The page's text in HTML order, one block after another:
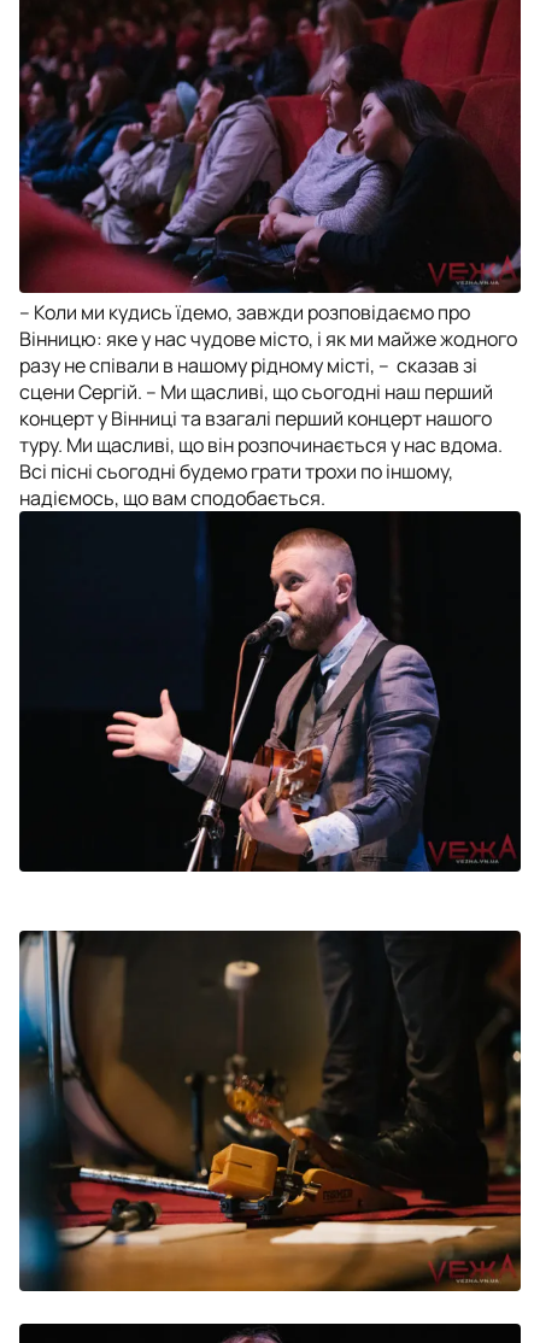
– Коли ми кудись їдемо, завжди розповідаємо про
Вінницю: яке у нас чудове місто, і як ми майже жодного
разу не співали в нашому рідному місті, – сказав зі
сцени Сергій. – Ми щасливі, що сьогодні наш перший
концерт у Вінниці та взагалі перший концерт нашого
туру. Ми щасливі, що він розпочинається у нас вдома.
Всі пісні сьогодні будемо грати трохи по іншому,
надіємось, що вам сподобається.